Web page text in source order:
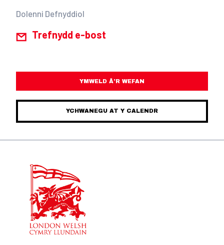
Dolenni Defnyddiol
Trefnydd e-bost
YMWELD Â’R WEFAN
YCHWANEGU AT Y CALENDR